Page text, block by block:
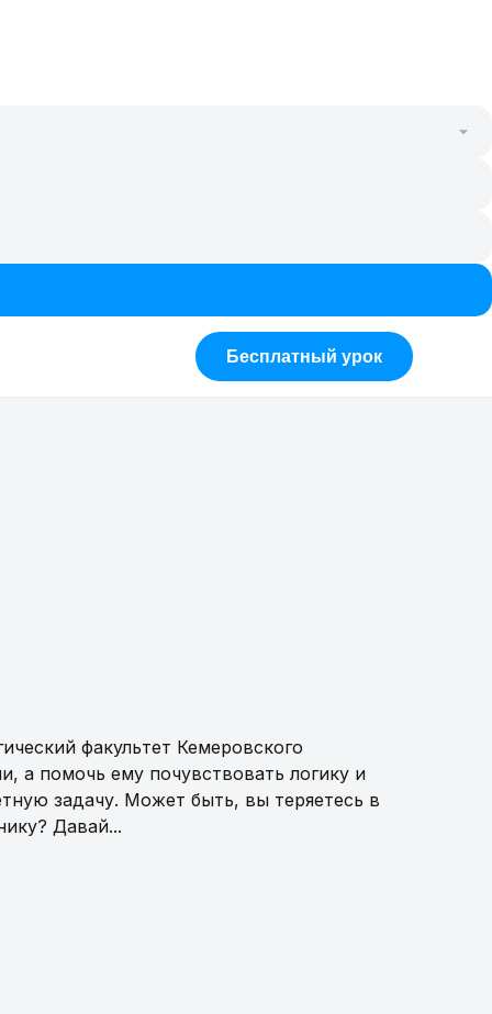
Бесплатный урок
факультет Кемеровского
а помочь ему почувствовать логику и
задачу. Может быть, вы теряетесь в
Давай...